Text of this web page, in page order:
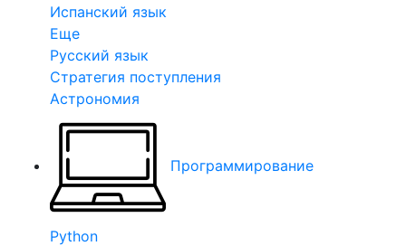
Испанский язык
Еще
Русский язык
Стратегия поступления
Астрономия
Программирование
Python